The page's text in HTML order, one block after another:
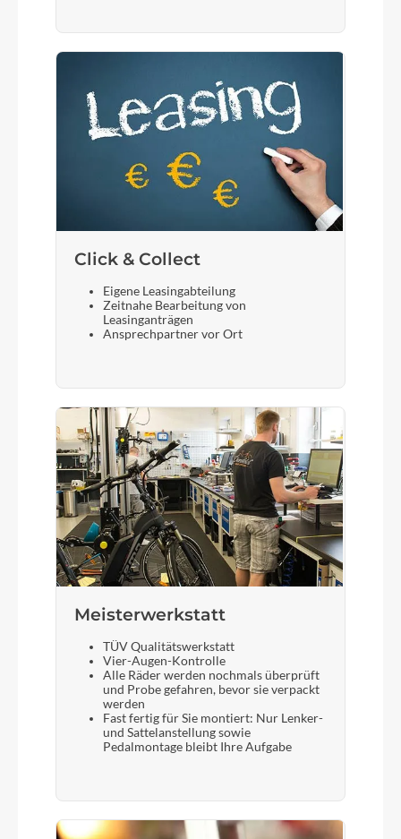
Click & Collect
Eigene Leasingabteilung
Zeitnahe Bearbeitung von
Leasinganträgen
Ansprechpartner vor Ort
Meisterwerkstatt
TÜV Qualitätswerkstatt
Vier-Augen-Kontrolle
Alle Räder werden nochmals überprüft
und Probe gefahren, bevor sie verpackt
werden
Fast fertig für Sie montiert: Nur Lenker-
und Sattelanstellung sowie
Pedalmontage bleibt Ihre Aufgabe